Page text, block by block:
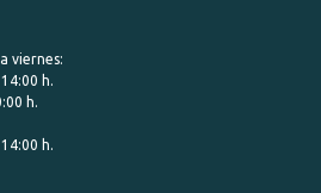
viernes:
h.
h.
h.